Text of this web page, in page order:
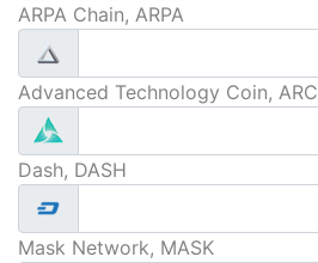
ARPA Chain, ARPA
Advanced Technology Coin, ARC
Dash, DASH
Mask Network, MASK